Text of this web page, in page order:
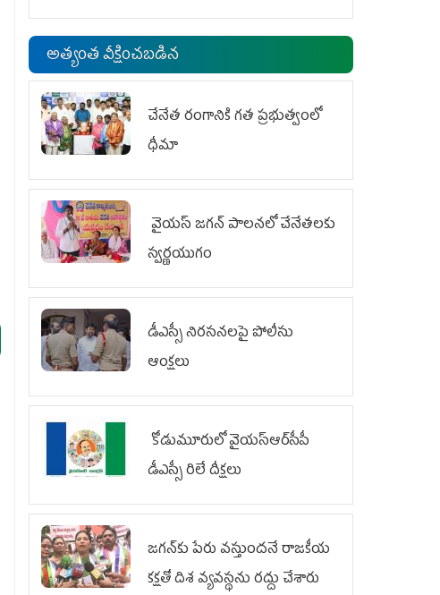
అత్యంత వీక్షించబడిన
చేనేత రంగానికి గత ప్రభుత్వంలో
ధీమా
వైయ‌స్ జగన్ పాలనలో చేనేతలకు
స్వర్ణయుగం
డీఎస్సీ నిరసనలపై పోలీసు
ఆంక్షలు
కోడుమూరులో వైయ‌స్ఆర్‌సీపీ
డీఎస్సీ రిలే దీక్షలు
జగన్‌కు పేరు వస్తుందనే రాజకీయ
కక్షతో దిశ వ్య‌వ‌స్థ‌ను రద్దు చేశారు